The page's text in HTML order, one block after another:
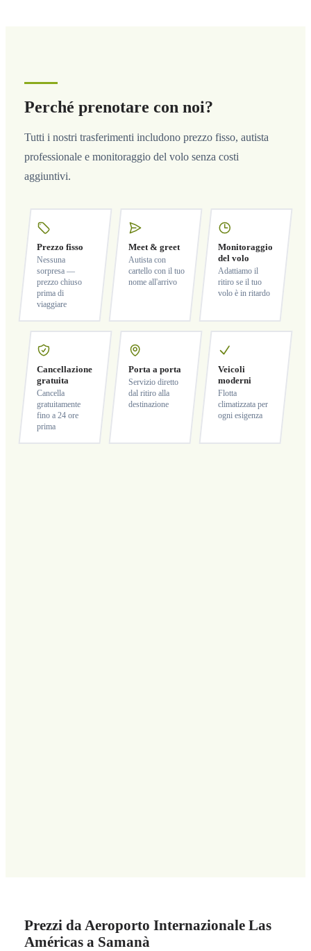
Perché prenotare con noi?
Tutti i nostri trasferimenti includono prezzo fisso, autista
professionale e monitoraggio del volo senza costi
aggiuntivi.
Prezzo fisso
Nessuna
sorpresa —
prezzo chiuso
prima di
viaggiare
Meet & greet
Autista con
cartello con il tuo
nome all'arrivo
Monitoraggio
del volo
Adattiamo il
ritiro se il tuo
volo è in ritardo
Cancellazione
gratuita
Cancella
gratuitamente
fino a 24 ore
prima
Porta a porta
Servizio diretto
dal ritiro alla
destinazione
Veicoli
moderni
Flotta
climatizzata per
ogni esigenza
Prezzi da Aeroporto Internazionale Las
Américas a Samanà